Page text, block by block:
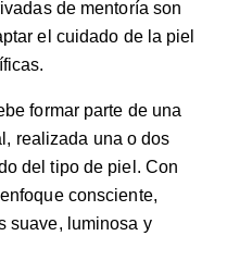
de mentoría son
el cuidado de la piel
formar parte de una
realizada una o dos
del tipo de piel. Con
consciente,
suave, luminosa y